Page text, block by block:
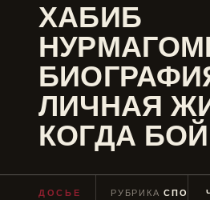
ХАБИБ
ЛИЧНАЯ
КОГДА
ДОСЬЕ РУБРИКА